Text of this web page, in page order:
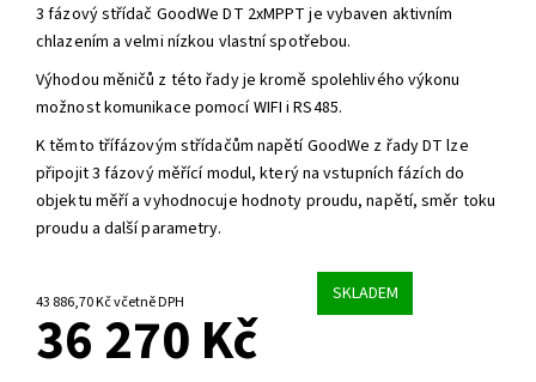
3 fázový střídač GoodWe DT 2xMPPT je vybaven aktivním
chlazením a velmi nízkou vlastní spotřebou.
Výhodou měničů z této řady je kromě spolehlivého výkonu
možnost komunikace pomocí WIFI i RS485.
K těmto třífázovým střídačům napětí GoodWe z řady DT lze
připojit 3 fázový měřící modul, který na vstupních fázích do
objektu měří a vyhodnocuje hodnoty proudu, napětí, směr toku
proudu a další parametry.
43 886,70 Kč včetně DPH SKLADEM
36 270 Kč